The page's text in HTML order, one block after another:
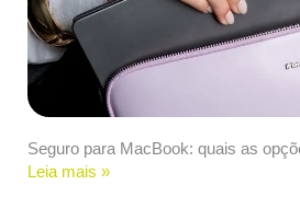
Seguro para MacBook: quais as
Leia mais »